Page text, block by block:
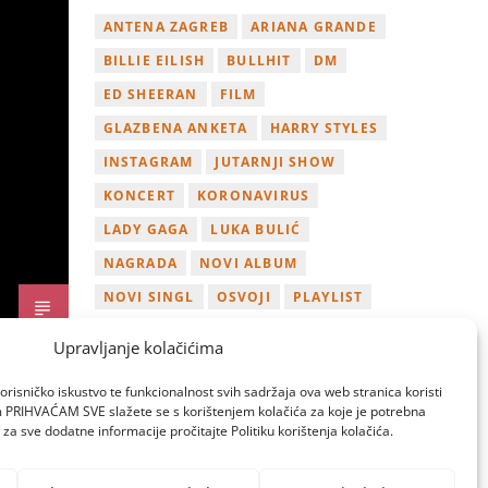
Upravljanje kolačićima
iskustvo te funkcionalnost svih sadržaja ova web stranica koristi
SVE slažete se s korištenjem kolačića za koje je potrebna
sve dodatne informacije pročitajte Politiku korištenja kolačića.
ANTENA ZAGREB
ARIANA GRANDE
BILLIE EILISH
BULLHIT
DM
ED SHEERAN
FILM
GLAZBENA ANKETA
HARRY STYLES
INSTAGRAM
JUTARNJI SHOW
KONCERT
KORONAVIRUS
LADY GAGA
LUKA BULIĆ
NAGRADA
NOVI ALBUM
NOVI SINGL
OSVOJI
PLAYLIST
TWITTER
ZAGREB